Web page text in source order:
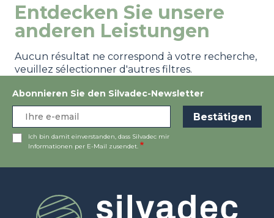
Entdecken Sie unsere
anderen Leistungen
Aucun résultat ne correspond à votre recherche,
veuillez sélectionner d'autres filtres.
Abonnieren Sie den Silvadec-Newsletter
Ich bin damit einverstanden, dass Silvadec mir
Informationen per E-Mail zusendet.